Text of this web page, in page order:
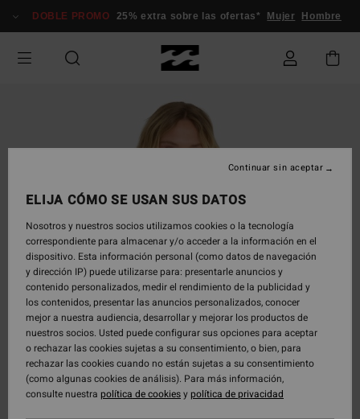
información
DOBLE PROMO 25% extra sobre las ofertas* Mujer Hombre
ELIJA CÓMO SE USAN SUS DATOS
Nosotros y nuestros socios utilizamos cookies o la tecnología
correspondiente para almacenar y/o acceder a la información en el
dispositivo. Esta información personal (como datos de navegación
y dirección IP) puede utilizarse para: presentarle anuncios y
contenido personalizados, medir el rendimiento de la publicidad y
los contenidos, presentar las anuncios personalizados, conocer
mejor a nuestra audiencia, desarrollar y mejorar los productos de
nuestros socios. Usted puede configurar sus opciones para aceptar
o rechazar las cookies sujetas a su consentimiento, o bien, para
rechazar las cookies cuando no están sujetas a su consentimiento
(como algunas cookies de análisis). Para más información,
consulte nuestra política de cookiesypolítica de privacidad
Continuar sin aceptar